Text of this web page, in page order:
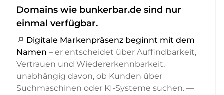
Domains wie bunkerbar.de sind nur
einmal verfügbar.
🔎 Digitale Markenpräsenz beginnt mit dem
Namen – er entscheidet über Auffindbarkeit,
Vertrauen und Wiedererkennbarkeit,
unabhängig davon, ob Kunden über
Suchmaschinen oder KI-Systeme suchen. —